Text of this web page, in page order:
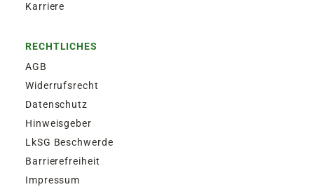
Karriere
RECHTLICHES
AGB
Widerrufsrecht
Datenschutz
Hinweisgeber
LkSG Beschwerde
Barrierefreiheit
Impressum